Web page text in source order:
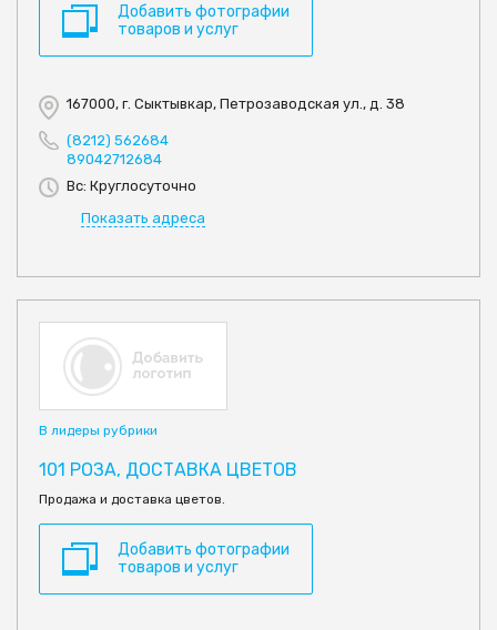
Добавить фотографии
товаров и услуг
167000, г. Сыктывкар, Петрозаводская ул., д. 38
(8212) 562684
89042712684
Вс: Круглосуточно
Показать адреса
В лидеры рубрики
101 РОЗА, ДОСТАВКА ЦВЕТОВ
Продажа и доставка цветов.
Добавить фотографии
товаров и услуг